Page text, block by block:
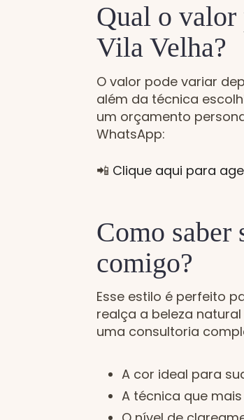
Qual o valor
Vila Velha?
O valor pode variar
além da técnica
um orçamento
WhatsApp:
📲 Clique aqui para
Como saber
comigo?
Esse estilo é perfeito
realça a beleza
uma consultoria
A cor ideal para
A técnica que